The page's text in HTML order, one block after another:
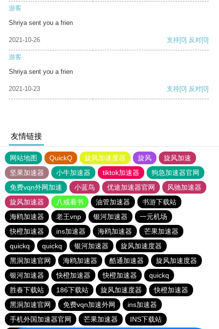
游客
Shriya sent you a frien
2021-10-26 支持[0] 反对[0]
游客
Shriya sent you a frien
2021-10-23 支持[0] 反对[0]
友情链接
网站地图 QuickQ 旋风加速度器 旋风
旋风加速
坚果加速器
小牛加速器 tiktok加速器
狗急加速器官网
免费vqn外网加速
小蓝鸟 优途加速器官网
风驰加速器
旋风加速器
八戒看书 油管加速器
书游下载站
海鸥加速器
老王vnp 银河加速器
一元机场
快橙加速器
ins加速器 海鸥加速器
芒果加速器
quickq
quickq 银河加速器
旋风加速度器
黑洞加速官网
海鸥加速器 酷通加速器
旋风加速度器
银河加速器
快橙加速器 快橙加速器
quickq
胜春下载站
186下载站 旋风加速度器
快橙加速器
黑洞加速官网
免费vqn加速外网
ins加速器
手机外国加速器官网
芒果加速器 INS下载站